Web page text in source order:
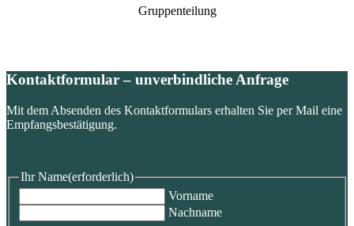
Gruppenteilung
Kontaktformular – unverbindliche Anfrage
Mit dem Absenden des Kontaktformulars erhalten Sie per Mail eine
Empfangsbestätigung.
Ihr Name(erforderlich)
Vorname
Nachname